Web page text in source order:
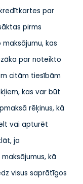
par
pirms
kas
par noteikto
citām tiesībām
kas var būt
rēķinus, kā
vai apturēt
ja
kā
visus saprātīgos